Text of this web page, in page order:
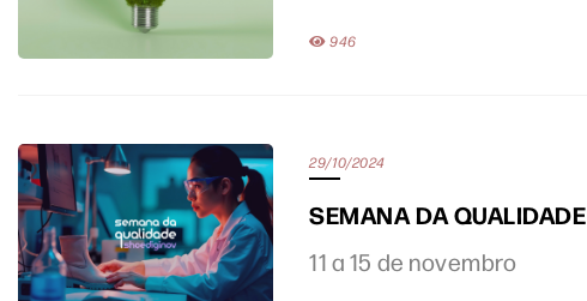
946
29/10/2024
SEMANA DA QUALIDADE
11 a 15 de novembro